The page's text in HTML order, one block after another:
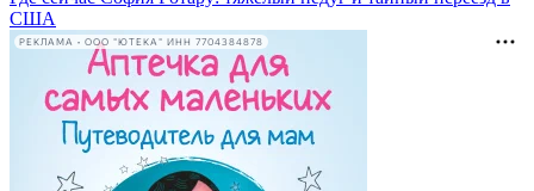
США
РЕКЛАМА • ООО "ЮТЕКА" ИНН 7704384878